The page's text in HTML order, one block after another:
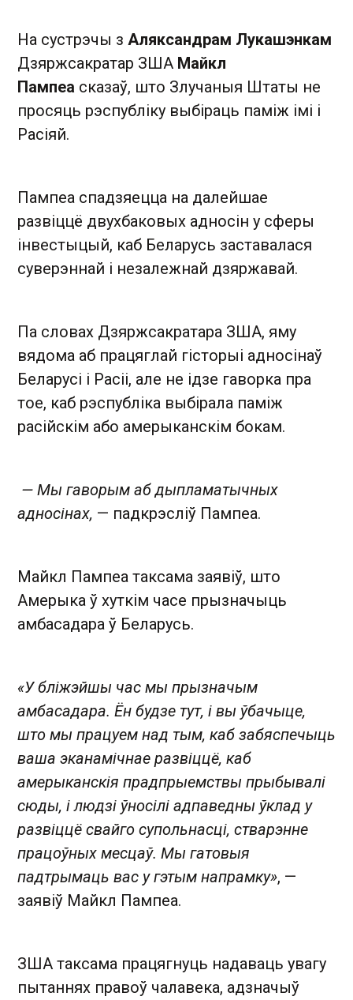
На сустрэчы з Аляксандрам Лукашэнкам
Дзяржсакратар ЗША Майкл
Пампеа сказаў, што Злучаныя Штаты не
просяць рэспубліку выбіраць паміж імі і
Расіяй.
Пампеа спадзяецца на далейшае
развіццё двухбаковых адносін у сферы
інвестыцый, каб Беларусь заставалася
суверэннай і незалежнай дзяржавай.
Па словах Дзяржсакратара ЗША, яму
вядома аб працяглай гісторыі адносінаў
Беларусі і Расіі, але не ідзе гаворка пра
тое, каб рэспубліка выбірала паміж
расійскім або амерыканскім бокам.
— Мы гаворым аб дыпламатычных
адносінах, — падкрэсліў Пампеа.
Майкл Пампеа таксама заявіў, што
Амерыка ў хуткім часе прызначыць
амбасадара ў Беларусь.
«У бліжэйшы час мы прызначым
амбасадара. Ён будзе тут, і вы ўбачыце,
што мы працуем над тым, каб забяспечыць
ваша эканамічнае развіццё, каб
амерыканскія прадпрыемствы прыбывалі
сюды, і людзі ўносілі адпаведны ўклад у
развіццё свайго супольнасці, стварэнне
працоўных месцаў. Мы гатовыя
падтрымаць вас у гэтым напрамку», —
заявіў Майкл Пампеа.
ЗША таксама працягнуць надаваць увагу
пытаннях правоў чалавека, адзначыў